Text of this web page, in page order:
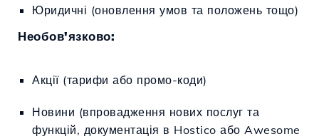
Юридичні (оновлення умов та положень тощо)
Необов'язково:
Акції (тарифи або промо-коди)
Новини (впровадження нових послуг та
функцій, документація в Hostico або Awesome